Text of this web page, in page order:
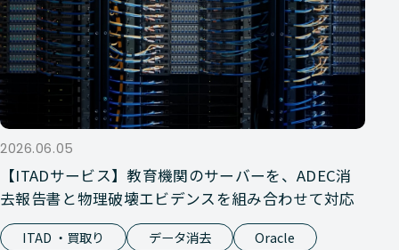
2026.06.05
【ITADサービス】教育機関のサーバーを、ADEC消
去報告書と物理破壊エビデンスを組み合わせて対応
ITAD ・買取り データ消去
Oracle